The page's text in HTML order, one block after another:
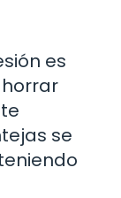
es
se